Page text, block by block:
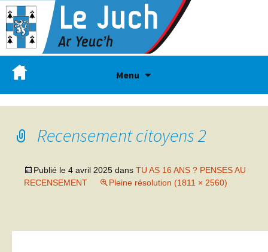
Menu
Recensement citoyens 2
Publié le 4 avril 2025 dans TU AS 16 ANS ? PENSES AU
RECENSEMENT
Pleine résolution (1811 × 2560)